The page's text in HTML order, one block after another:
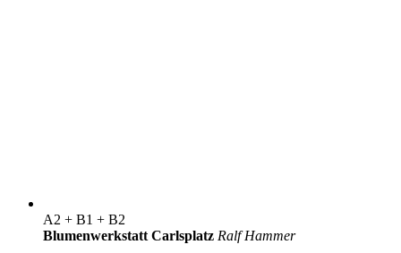
A2 + B1 + B2
Blumenwerkstatt Carlsplatz Ralf Hammer